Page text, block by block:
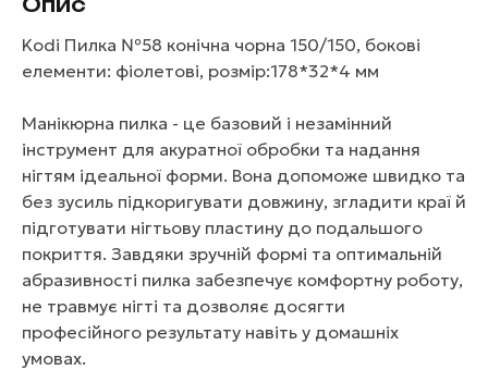
Kodi Пилка №58 конічна чорна 150/150, бокові
елементи: фіолетові, розмір:178*32*4 мм
Манікюрна пилка - це базовий і незамінний
інструмент для акуратної обробки та надання
нігтям ідеальної форми. Вона допоможе швидко та
без зусиль підкоригувати довжину, згладити краї й
підготувати нігтьову пластину до подальшого
покриття. Завдяки зручній формі та оптимальній
абразивності пилка забезпечує комфортну роботу,
не травмує нігті та дозволяє досягти
професійного результату навіть у домашніх
умовах.